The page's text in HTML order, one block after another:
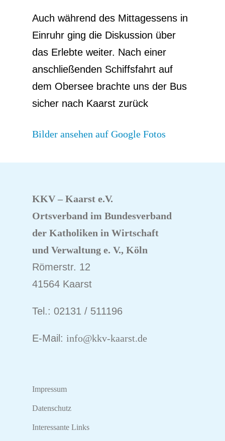
Auch während des Mittagessens in
Einruhr ging die Diskussion über
das Erlebte weiter. Nach einer
anschließenden Schiffsfahrt auf
dem Obersee brachte uns der Bus
sicher nach Kaarst zurück
Bilder ansehen auf Google Fotos
KKV – Kaarst e.V.
Ortsverband im Bundesverband
der Katholiken in Wirtschaft
und Verwaltung e. V., Köln
Römerstr. 12
41564 Kaarst
Tel.: 02131 / 511196
E-Mail: info@kkv-kaarst.de
Impressum
Datenschutz
Interessante Links